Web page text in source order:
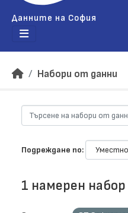
Данните на София
Набори от данни
Подреждане по
1 намерен